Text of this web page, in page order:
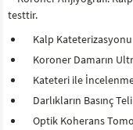
testtir.
Kalp Kateterizasyonu
Koroner Damarın
Kateteri ile
Darlıkların Basınç
Optik Koherans